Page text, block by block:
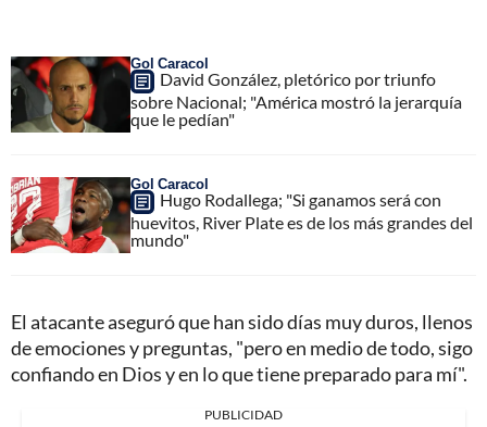
Gol Caracol
David González, pletórico por triunfo
sobre Nacional; "América mostró la jerarquía
que le pedían"
Gol Caracol
Hugo Rodallega; "Si ganamos será con
huevitos, River Plate es de los más grandes del
mundo"
El atacante aseguró que han sido días muy duros, llenos
de emociones y preguntas, "pero en medio de todo, sigo
confiando en Dios y en lo que tiene preparado para mí".
PUBLICIDAD